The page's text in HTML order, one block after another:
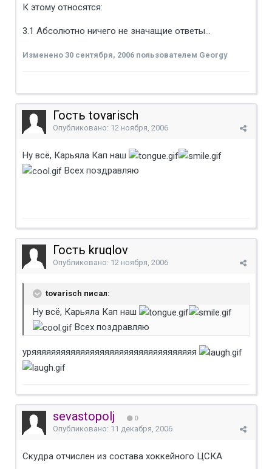
К этому относятся:
3.1 Абсолютно ничего не значащие ответы...
Изменено 30 сентября, 2006 пользователем Georgy
Гость tovarisch
Опубликовано: 12 ноября, 2006
Ну всё, Карьяла Кап наш
Всех поздравляю
Гость kruglov
Опубликовано: 12 ноября, 2006
tovarisch писал:
Ну всё, Карьяла Кап наш
Всех поздравляю
уряяяяяяяяяяяяяяяяяяяяяяяяяяяяяяяяяя
sevastopolj 0
Опубликовано: 11 декабря, 2006
Скудра отчислен из состава хоккейного ЦСКА